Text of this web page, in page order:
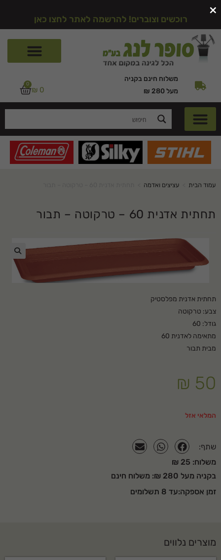
רוכשים וצוברים! להרשמה לאתר לחצו כאן
משלוח חינם בקניה
מעל 280 ₪
₪ 0
0
עמוד הבית עציצים ואדמה
תחתית אדנית 60 – טרקוטה – תבור
🔍
תחתית אדנית מפלסטיק
צבע: טרקוטה
גודל: 60
מתאימה לאדנית 60
מבית תבור
₪ 50
המלאי אזל
שתף:
משלוח: 25 ₪
בקניה מעל 280 ₪: משלוח חינם
זמן אספקה:עד 8 תשלומים
מוצרים נלווים
×